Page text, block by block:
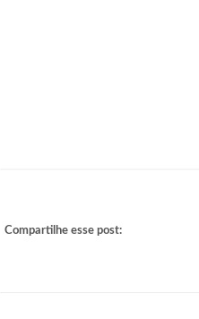
Compartilhe esse post: